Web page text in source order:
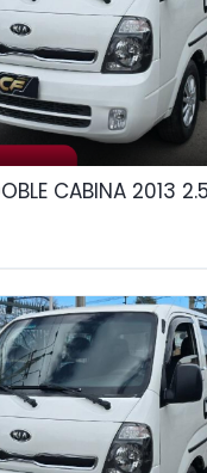
CABINA 2013